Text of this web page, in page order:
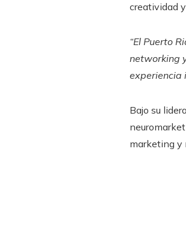
creatividad
“El Puerto
networking
experiencia
Bajo su
marketing y